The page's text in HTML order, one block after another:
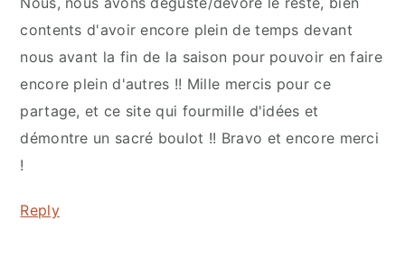
contents d'avoir encore plein de temps devant
nous avant la fin de la saison pour pouvoir en faire
encore plein d'autres !! Mille mercis pour ce
partage, et ce site qui fourmille d'idées et
démontre un sacré boulot !! Bravo et encore merci
!
Reply